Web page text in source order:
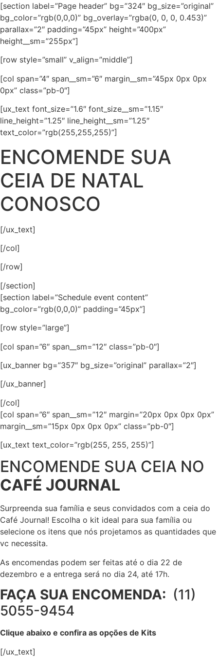
[section label=”Page header” bg=”324″ bg_size=”original”
bg_color=”rgb(0,0,0)” bg_overlay=”rgba(0, 0, 0, 0.453)”
parallax=”2″ padding=”45px” height=”400px”
height__sm=”255px”]
[row style=”small” v_align=”middle”]
[col span=”4″ span__sm=”6″ margin__sm=”45px 0px 0px
0px” class=”pb-0″]
[ux_text font_size=”1.6″ font_size__sm=”1.15″
line_height=”1.25″ line_height__sm=”1.25″
text_color=”rgb(255,255,255)”]
ENCOMENDE SUA
CEIA DE NATAL
CONOSCO
[/ux_text]
[/col]
[/row]
[/section]
[section label=”Schedule event content”
bg_color=”rgb(0,0,0)” padding=”45px”]
[row style=”large”]
[col span=”6″ span__sm=”12″ class=”pb-0″]
[ux_banner bg=”357″ bg_size=”original” parallax=”2″]
[/ux_banner]
[/col]
[col span=”6″ span__sm=”12″ margin=”20px 0px 0px 0px”
margin__sm=”15px 0px 0px 0px” class=”pb-0″]
[ux_text text_color=”rgb(255, 255, 255)”]
ENCOMENDE SUA CEIA NO
CAFÉ JOURNAL
Surpreenda sua família e seus convidados com a ceia do
Café Journal! Escolha o kit ideal para sua família ou
selecione os itens que nós projetamos as quantidades que
vc necessita.
As encomendas podem ser feitas até o dia 22 de
dezembro e a entrega será no dia 24, até 17h.
FAÇA SUA ENCOMENDA: (11)
5055-9454
Clique abaixo e confira as opções de Kits
[/ux_text]